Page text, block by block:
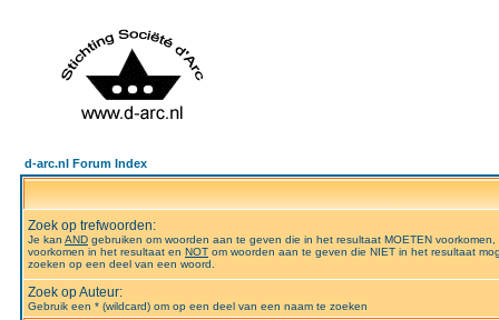
d-arc.nl Forum Index
Zoek op trefwoorden:
Je kan AND gebruiken om woorden aan te geven die in het resultaat MOETEN voorkomen,
voorkomen in het resultaat en NOT om woorden aan te geven die NIET in het resultaat
zoeken op een deel van een woord.
Zoek op Auteur:
Gebruik een * (wildcard) om op een deel van een naam te zoeken